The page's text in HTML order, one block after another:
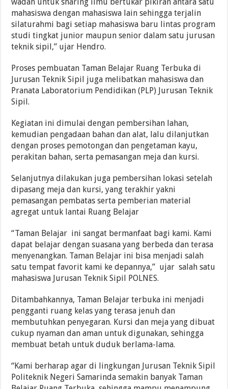
mahasiswa dengan mahasiswa lain sehingga terjalin
silaturahmi bagi setiap mahasiswa baru lintas program
studi tingkat junior maupun senior dalam satu jurusan
teknik sipil,” ujar Hendro.
Proses pembuatan Taman Belajar Ruang Terbuka di
Jurusan Teknik Sipil juga melibatkan mahasiswa dan
Pranata Laboratorium Pendidikan (PLP) Jurusan Teknik
Sipil.
Kegiatan ini dimulai dengan pembersihan lahan,
kemudian pengadaan bahan dan alat, lalu dilanjutkan
dengan proses pemotongan dan pengetaman kayu,
perakitan bahan, serta pemasangan meja dan kursi.
Selanjutnya dilakukan juga pembersihan lokasi setelah
dipasang meja dan kursi, yang terakhir yakni
pemasangan pembatas serta pemberian material
agregat untuk lantai Ruang Belajar
“Taman Belajar ini sangat bermanfaat bagi kami. Kami
dapat belajar dengan suasana yang berbeda dan terasa
menyenangkan. Taman Belajar ini bisa menjadi salah
satu tempat favorit kami ke depannya,” ujar salah satu
mahasiswa Jurusan Teknik Sipil POLNES.
Ditambahkannya, Taman Belajar terbuka ini menjadi
pengganti ruang kelas yang terasa jenuh dan
membutuhkan penyegaran. Kursi dan meja yang dibuat
cukup nyaman dan aman untuk digunakan, sehingga
membuat betah untuk duduk berlama-lama.
“Kami berharap agar di lingkungan Jurusan Teknik Sipil
Politeknik Negeri Samarinda semakin banyak Taman